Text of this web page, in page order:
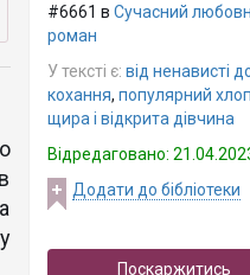
#6661 в Сучасний
роман
У тексті є: від ненависті
кохання, популярний
щира і відкрита дівчина
Відредаговано:
Додати до бібліотеки
Поскаржитись